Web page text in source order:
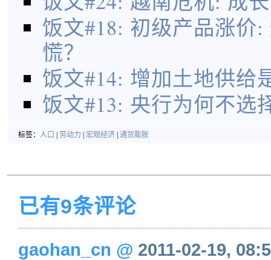
饭文#18: 初级产品涨价
慌？
饭文#14: 增加土地供给
饭文#13: 央行为何不选
标签： 人口 劳动力 宏观经济 通货膨胀
已有9条评论
gaohan_cn @ 2011-02-19,